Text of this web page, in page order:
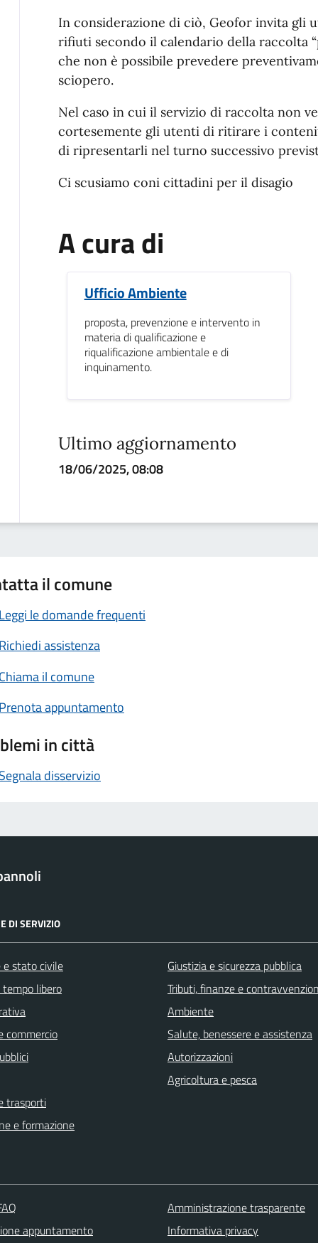
In considerazione di ciò, Geofor invita gli
rifiuti secondo il calendario della raccolta
che non è possibile prevedere
sciopero.
Nel caso in cui il servizio di raccolta non
cortesemente gli utenti di ritirare i
di ripresentarli nel turno successivo
Ci scusiamo coni cittadini per il disagio
A cura di
Ufficio Ambiente
proposta, prevenzione e intervento in
materia di qualificazione e
riqualificazione ambientale e di
inquinamento.
Ultimo aggiornamento
18/06/2025, 08:08
il comune
le domande frequenti
assistenza
il comune
appuntamento
in città
disservizio
DI SERVIZIO
e stato civile
libero
commercio
trasporti
e formazione
Giustizia e sicurezza pubblica
Tributi, finanze e
Ambiente
Salute, benessere e assistenza
Autorizzazioni
Agricoltura e pesca
appuntamento
Amministrazione trasparente
Informativa privacy